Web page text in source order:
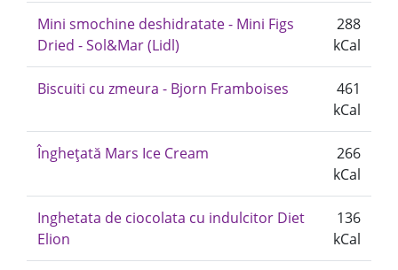
Mini smochine deshidratate - Mini Figs
Dried - Sol&Mar (Lidl)
288
kCal
Biscuiti cu zmeura - Bjorn Framboises
461
kCal
Înghețată Mars Ice Cream
266
kCal
Inghetata de ciocolata cu indulcitor Diet
Elion
136
kCal